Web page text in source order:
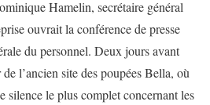
Hamelin, secrétaire général
ouvrait la conférence de presse
du personnel. Deux jours avant
l’ancien site des poupées Bella, où
silence le plus complet concernant les